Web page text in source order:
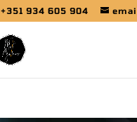
+351 934 605 904